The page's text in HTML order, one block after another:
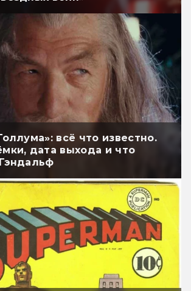
всё что известно.
дата выхода и что